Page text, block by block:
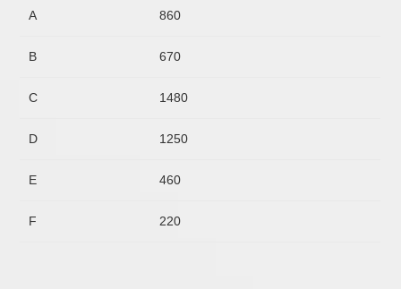
A 860
B 670
C 1480
D 1250
E 460
F 220